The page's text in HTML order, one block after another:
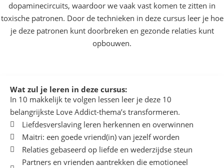
dopaminecircuits, waardoor we vaak vast komen te zitten in
toxische patronen. Door de technieken in deze cursus leer je hoe
je deze patronen kunt doorbreken en gezonde relaties kunt
opbouwen.
Wat zul je leren in deze cursus:
In 10 makkelijk te volgen lessen leer je deze 10
belangrijkste Love Addict-thema’s transformeren.
Liefdesverslaving leren herkennen en overwinnen
Maitri: een goede vriend(in) van jezelf worden
Relaties gebaseerd op liefde en wederzijdse steun
Partners en vrienden aantrekken die emotioneel